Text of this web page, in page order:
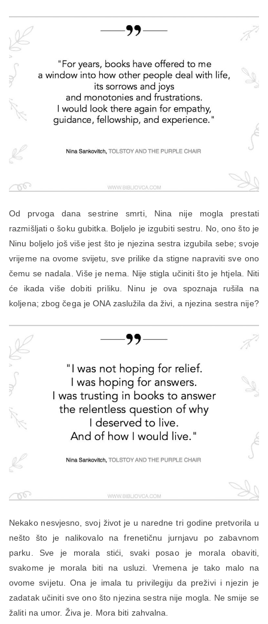
Od prvoga dana sestrine smrti, Nina nije mogla prestati
razmišljati o šoku gubitka. Boljelo je izgubiti sestru. No, ono što je
Ninu boljelo još više jest što je njezina sestra izgubila sebe; svoje
vrijeme na ovome svijetu, sve prilike da stigne napraviti sve ono
čemu se nadala. Više je nema. Nije stigla učiniti što je htjela. Niti
će ikada više dobiti priliku. Ninu je ova spoznaja rušila na
koljena; zbog čega je ONA zaslužila da živi, a njezina sestra nije?
Nekako nesvjesno, svoj život je u naredne tri godine pretvorila u
nešto što je nalikovalo na frenetičnu jurnjavu po zabavnom
parku. Sve je morala stići, svaki posao je morala obaviti,
svakome je morala biti na usluzi. Vremena je tako malo na
ovome svijetu. Ona je imala tu privilegiju da preživi i njezin je
zadatak učiniti sve ono što njezina sestra nije mogla. Ne smije se
žaliti na umor. Živa je. Mora biti zahvalna.